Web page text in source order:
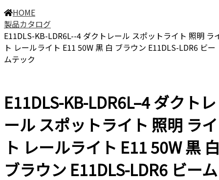
HOME
製品カタログ
E11DLS-KB-LDR6L--4 ダクトレール スポットライト 照明 ラ
ト レールライト E11 50W 黒 白 ブラウン E11DLS-LDR6 ビー
ムテック
E11DLS-KB-LDR6L–4 ダクトレ
ール スポットライト 照明 ライ
ト レールライト E11 50W 黒
ブラウン E11DLS-LDR6 ビーム